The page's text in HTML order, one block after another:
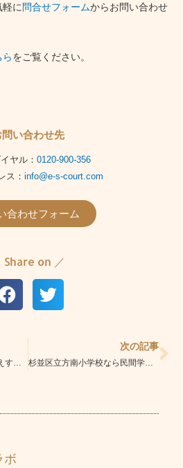
に問合せフォームからお問い合わせ
らをご覧ください。
問い合わせ先
ヤル： 0120-900-356
ス： info@e-s-court.com
合わせフォーム
Share on ／
笹幡保育園なら民間学童「えすこーと笹塚校」|安心の学童|学習指導・習い事も充実
次の記事
杉並区立方南小学校なら民間学童「えすこーと笹塚校」|安心の学童|学習指導・習い事も充実